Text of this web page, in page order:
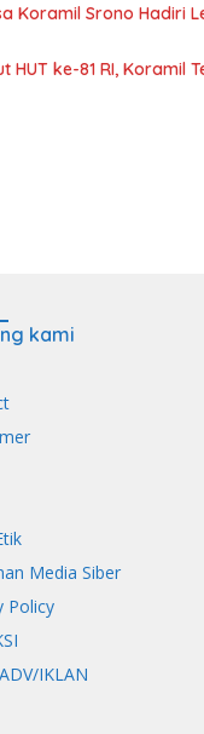
Koramil Srono Hadiri
HUT ke-81 RI, Koramil
kami
Media Siber
Policy
IKLAN